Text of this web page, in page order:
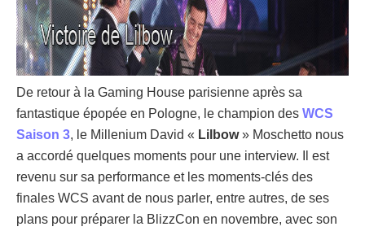
De retour à la Gaming House parisienne après sa
fantastique épopée en Pologne, le champion des WCS
Saison 3, le Millenium David « Lilbow» Moschetto nous
a accordé quelques moments pour une interview. Il est
revenu sur sa performance et les moments-clés des
finales WCS avant de nous parler, entre autres, de ses
plans pour préparer la BlizzCon en novembre, avec son